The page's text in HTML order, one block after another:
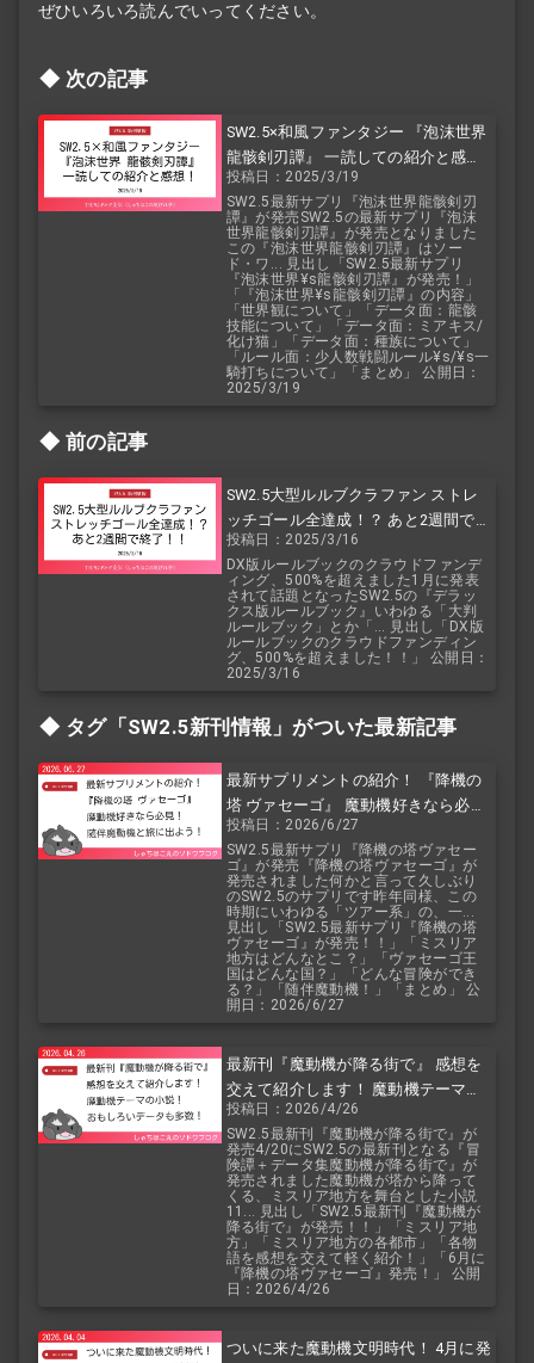
ぜひいろいろ読んでいってください。
次の記事
SW2.5×和風ファンタジー 『泡沫世界
龍骸剣刃譚』 一読しての紹介と感
想！
投稿日：2025/3/19
SW2.5最新サプリ『泡沫世界龍骸剣刃
譚』が発売SW2.5の最新サプリ『泡沫
世界龍骸剣刃譚』が発売となりました
この『泡沫世界龍骸剣刃譚』はソー
ド・ワ... 見出し「SW2.5最新サプリ
『泡沫世界¥s龍骸剣刃譚』が発売！」
「『泡沫世界¥s龍骸剣刃譚』の内容」
「世界観について」「データ面：龍骸
技能について」「データ面：ミアキス/
化け猫」「データ面：種族について」
「ルール面：少人数戦闘ルール¥s/¥s一
騎打ちについて」「まとめ」 公開日：
2025/3/19
前の記事
SW2.5大型ルルブクラファン ストレ
ッチゴール全達成！？ あと2週間で終
了！！
投稿日：2025/3/16
DX版ルールブックのクラウドファンデ
ィング、500%を超えました1月に発表
されて話題となったSW2.5の『デラッ
クス版ルールブック』いわゆる「大判
ルールブック」とか「... 見出し「DX版
ルールブックのクラウドファンディン
グ、500%を超えました！！」 公開日：
2025/3/16
タグ「SW2.5新刊情報」がついた最新記事
最新サプリメントの紹介！ 『降機の
塔 ヴァセーゴ』 魔動機好きなら必
見！ 随伴魔動機と旅に出よう！
投稿日：2026/6/27
SW2.5最新サプリ『降機の塔ヴァセー
ゴ』が発売『降機の塔ヴァセーゴ』が
発売されました何かと言って久しぶり
のSW2.5のサプリです昨年同様、この
時期にいわゆる「ツアー系」の、一...
見出し「SW2.5最新サプリ『降機の塔
ヴァセーゴ』が発売！！」「ミスリア
地方はどんなとこ？」「ヴァセーゴ王
国はどんな国？」「どんな冒険ができ
る？」「随伴魔動機！」「まとめ」 公
開日：2026/6/27
最新刊『魔動機が降る街で』 感想を
交えて紹介します！ 魔動機テーマの
小説！ おもしろいデータも多数！
投稿日：2026/4/26
SW2.5最新刊『魔動機が降る街で』が
発売4/20にSW2.5の最新刊となる『冒
険譚＋データ集魔動機が降る街で』が
発売されました魔動機が塔から降って
くる、ミスリア地方を舞台とした小説
11... 見出し「SW2.5最新刊『魔動機が
降る街で』が発売！！」「ミスリア地
方」「ミスリア地方の各都市」「各物
語を感想を交えて軽く紹介！」「6月に
『降機の塔ヴァセーゴ』発売！」 公開
日：2026/4/26
ついに来た魔動機文明時代！ 4月に発